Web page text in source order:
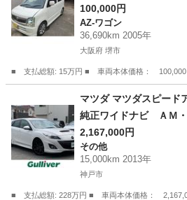
100,000円
AZ-ワゴン
36,690km 2005年
大阪府 堺市
■ 支払総額: 15万円 ■ 車両本体価格：
AZ-ワゴン
マツダ マツダスピー
純正ワイドナビ ＡＭ
ルセグＴＶ・ＵＳＢ・
Ｄ 純正ビルトインＥ
Ｄライト オートライ
純正エアロ ハイオク
2,167,000円
その他
15,000km 2013年
神戸市
■ 支払総額: 228万円 ■ 車両本体価格：